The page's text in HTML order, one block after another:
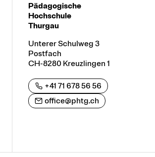
Pädagogische
Hochschule
Thurgau
Unterer Schulweg 3
Postfach
CH-8280 Kreuzlingen 1
+41 71 678 56 56
office@phtg.ch